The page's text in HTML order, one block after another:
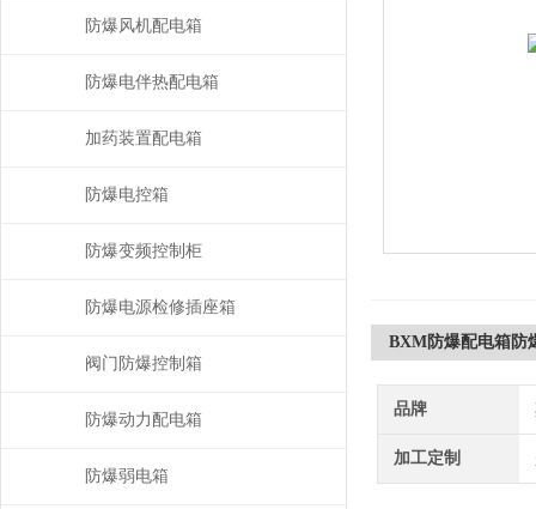
BXM防爆配电箱防
品牌
加工定制
防爆风机配电箱
防爆电伴热配电箱
加药装置配电箱
防爆电控箱
防爆变频控制柜
防爆电源检修插座箱
阀门防爆控制箱
防爆动力配电箱
防爆弱电箱